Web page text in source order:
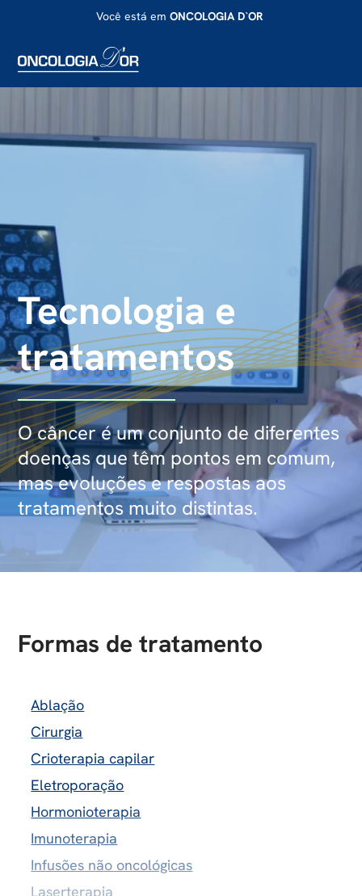
Você está em ONCOLOGIA D`OR
Tecnologia e
tratamentos
O câncer é um conjunto de diferentes
doenças que têm pontos em comum,
mas evoluções e respostas aos
tratamentos muito distintas.
Formas de tratamento
Ablação
Cirurgia
Crioterapia capilar
Eletroporação
Hormonioterapia
Imunoterapia
Infusões não oncológicas
Laserterapia